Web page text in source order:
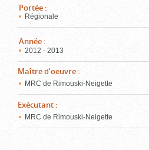
Portée :
Régionale
Année :
2012 - 2013
Maître d'oeuvre :
MRC de Rimouski-Neigette
Exécutant :
MRC de Rimouski-Neigette